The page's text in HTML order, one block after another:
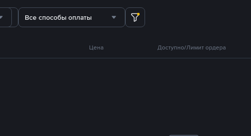
Все способы оплаты
Цена Доступно/Лимит ордера